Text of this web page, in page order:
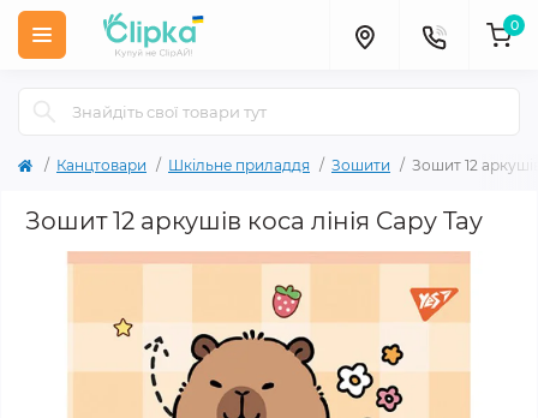
0
Канцтовари Шкільне приладдя Зошити Зошит 12
Зошит 12 аркушів коса лінія Capy Tay